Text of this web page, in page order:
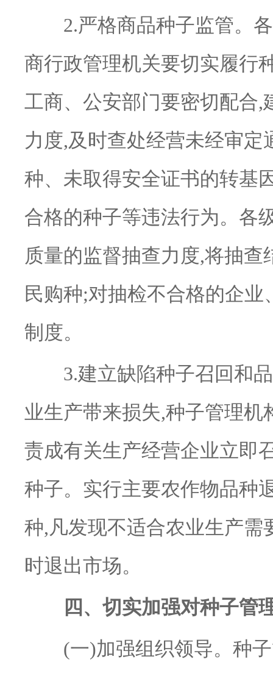
2.严格商品种子监管。各
商行政管理机关要切实履行
工商、公安部门要密切配合,
力度,及时查处经营未经审
种、未取得安全证书的转基
合格的种子等违法行为。各
质量的监督抽查力度,将抽
民购种;对抽检不合格的企
制度。
3.建立缺陷种子召回和品
业生产带来损失,种子管理
责成有关生产经营企业立即
种子。实行主要农作物品种
种,凡发现不适合农业生产需
时退出市场。
四、切实加强对种子管
(一)加强组织领导。种子